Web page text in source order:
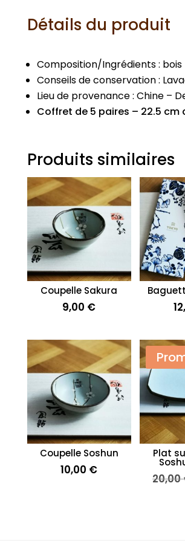
Détails du produit
Composition/Ingrédients : bois
Conseils de conservation :
Lieu de provenance : Chine –
Coffret de 5 paires – 22.5 cm
Produits similaires
Coupelle Sakura
9,00 €
Coupelle Soshun
10,00 €
Plat
20,00